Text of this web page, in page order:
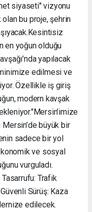
siyaseti" vizyonu
olan bu proje, şehrin
​Kesintisiz
en yoğun olduğu
yapılacak
edilmesi ve
Özellikle iş giriş
modern kavşak
​"Mersin’imize
Mersin’de büyük bir
sadece bir yol
ve sosyal
vurguladı.
Tasarrufu: Trafik
Sürüş: Kaza
edilecek.